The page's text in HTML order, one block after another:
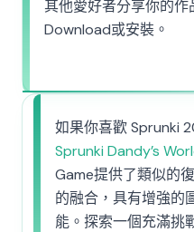
其他愛好者分享你的
Download或安裝。
如果你喜歡 Sprunki
Sprunki Dandy’s
Game提供了類似的
的融合，具有增強的
能。探索一個充滿挑